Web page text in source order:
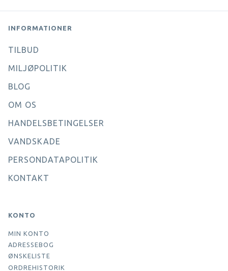
INFORMATIONER
TILBUD
MILJØPOLITIK
BLOG
OM OS
HANDELSBETINGELSER
VANDSKADE
PERSONDATAPOLITIK
KONTAKT
KONTO
MIN KONTO
ADRESSEBOG
ØNSKELISTE
ORDREHISTORIK